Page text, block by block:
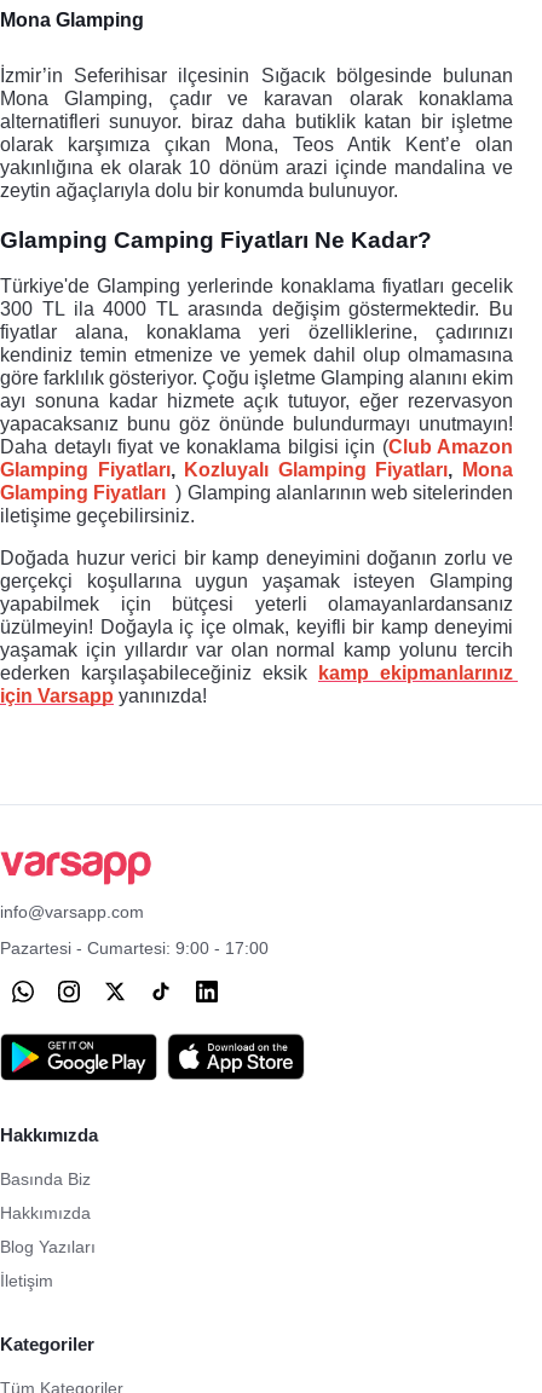
Mona Glamping
İzmir’in Seferihisar ilçesinin Sığacık bölgesinde bulunan
Mona Glamping, çadır ve karavan olarak konaklama
alternatifleri sunuyor. biraz daha butiklik katan bir işletme
olarak karşımıza çıkan Mona, Teos Antik Kent’e olan
yakınlığına ek olarak 10 dönüm arazi içinde mandalina ve
zeytin ağaçlarıyla dolu bir konumda bulunuyor.
Glamping Camping Fiyatları Ne Kadar?
Türkiye'de Glamping yerlerinde konaklama fiyatları gecelik
300 TL ila 4000 TL arasında değişim göstermektedir. Bu
fiyatlar alana, konaklama yeri özelliklerine, çadırınızı
kendiniz temin etmenize ve yemek dahil olup olmamasına
göre farklılık gösteriyor. Çoğu işletme Glamping alanını ekim
ayı sonuna kadar hizmete açık tutuyor, eğer rezervasyon
yapacaksanız bunu göz önünde bulundurmayı unutmayın!
Daha detaylı fiyat ve konaklama bilgisi için (Club Amazon
Glamping Fiyatları, Kozluyalı Glamping Fiyatları,
Mona
Glamping Fiyatları ) Glamping alanlarının web sitelerinden
iletişime geçebilirsiniz.
Doğada huzur verici bir kamp deneyimini doğanın zorlu ve
gerçekçi koşullarına uygun yaşamak isteyen Glamping
yapabilmek için bütçesi yeterli olamayanlardansanız
üzülmeyin! Doğayla iç içe olmak, keyifli bir kamp deneyimi
yaşamak için yıllardır var olan normal kamp yolunu tercih
ederken karşılaşabileceğiniz eksik
kamp ekipmanlarınız
için Varsapp yanınızda!
info@varsapp.com
Pazartesi - Cumartesi: 9:00 - 17:00
Hakkımızda
Basında Biz
Hakkımızda
Blog Yazıları
İletişim
Kategoriler
Tüm Kategoriler